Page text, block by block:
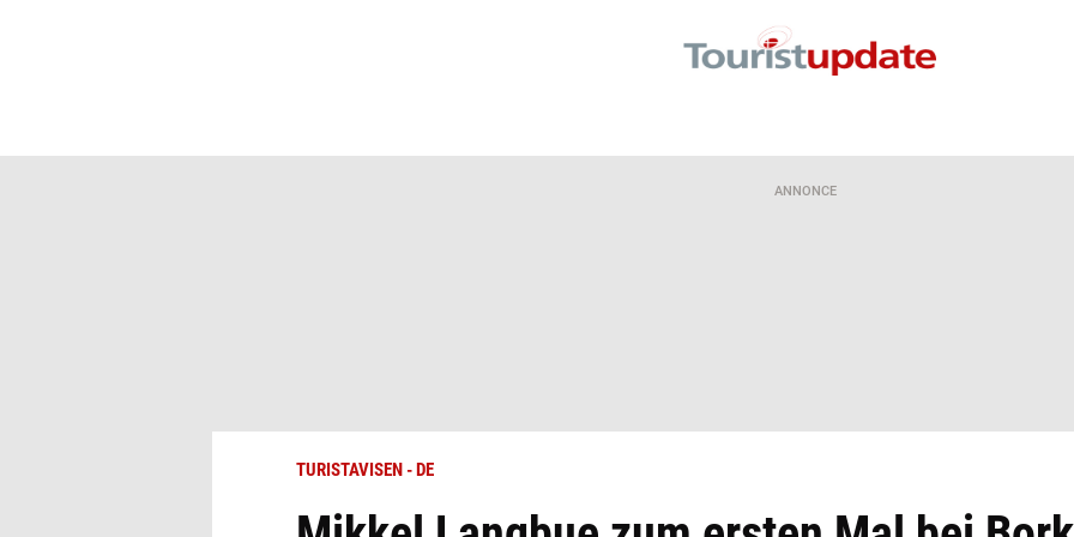
ANNONCE
TURISTAVISEN - DE